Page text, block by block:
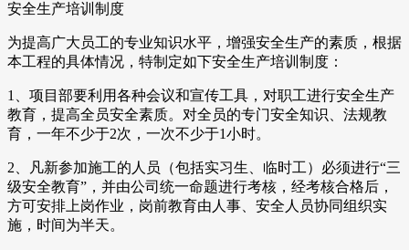
安全生产培训制度
为提高广大员工的专业知识水平，增强安全生产的素质，根据
本工程的具体情况，特制定如下安全生产培训制度：
1、项目部要利用各种会议和宣传工具，对职工进行安全生产
教育，提高全员安全素质。对全员的专门安全知识、法规教
育，一年不少于2次，一次不少于1小时。
2、凡新参加施工的人员（包括实习生、临时工）必须进行“三
级安全教育”，并由公司统一命题进行考核，经考核合格后，
方可安排上岗作业，岗前教育由人事、安全人员协同组织实
施，时间为半天。